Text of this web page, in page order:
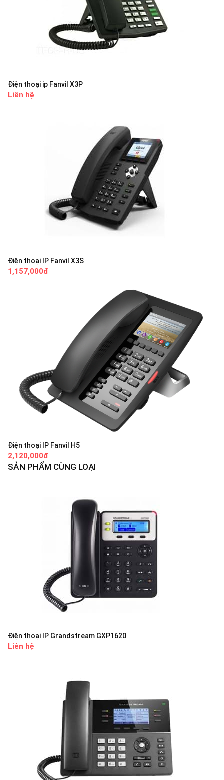
Điện thoại ip Fanvil X3P
Liên hệ
Điện thoại IP Fanvil X3S
1,157,000đ
Điện thoại IP Fanvil H5
2,120,000đ
SẢN PHẨM CÙNG LOẠI
Điện thoại IP Grandstream GXP1620
Liên hệ